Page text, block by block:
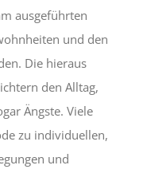
ausgeführten
und den
Die hieraus
den Alltag,
Ängste. Viele
zu individuellen,
und